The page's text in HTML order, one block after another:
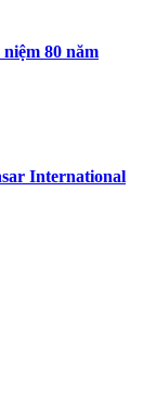
80 năm
International